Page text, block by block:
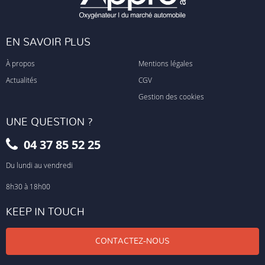
EN SAVOIR PLUS
À propos
Actualités
Mentions légales
CGV
Gestion des cookies
UNE QUESTION ?
04 37 85 52 25
Du lundi au vendredi
8h30 à 18h00
KEEP IN TOUCH
CONTACTEZ-NOUS